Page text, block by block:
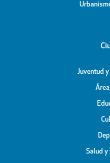
Juventud
Salud y